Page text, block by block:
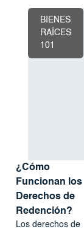
BIENES
RAÍCES
101
¿Cómo
Funcionan los
Derechos de
Redención?
Los derechos de